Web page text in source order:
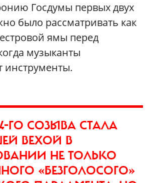
Госдумы первых двух
было рассматривать как
ямы перед
музыканты
инструменты.
ГО СОЗЫВА СТАЛА
ВЕХОЙ В
НЕ ТОЛЬКО
«БЕЗГОЛОСОГО»